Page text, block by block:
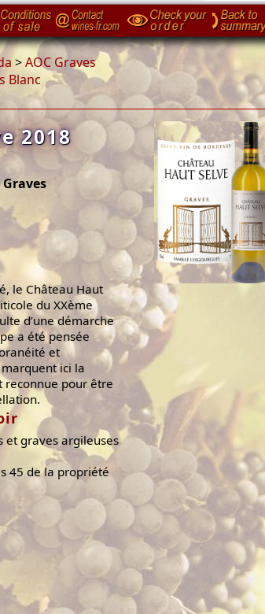
>AOC Graves
Blanc
2018
Graves
le Château Haut
du XXème
d’une démarche
a été pensée
et
ici la
reconnue pour être
et graves argileuses
45 de la propriété